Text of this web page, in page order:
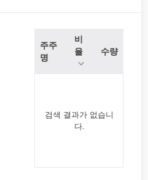
주주
명
비
율
수량
검색 결과가 없습니
다.